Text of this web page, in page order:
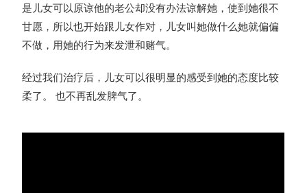
是儿女可以原谅他的老公却没有办法谅解她，使到她很不
甘愿，所以也开始跟儿女作对，儿女叫她做什么她就偏偏
不做，用她的行为来发泄和赌气。
经过我们治疗后，儿女可以很明显的感受到她的态度比较
柔了。 也不再乱发脾气了。